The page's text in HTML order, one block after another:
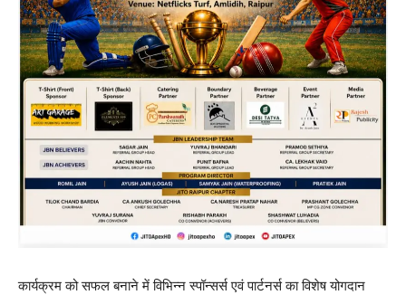
कार्यक्रम को सफल बनाने में विभिन्न स्पॉन्सर्स एवं पार्टनर्स का विशेष योगदान